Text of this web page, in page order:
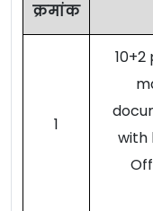
क्रमांक
1
with